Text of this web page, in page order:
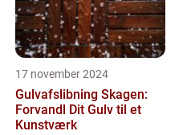
17 november 2024
Gulvafslibning Skagen:
Forvandl Dit Gulv til et
Kunstværk